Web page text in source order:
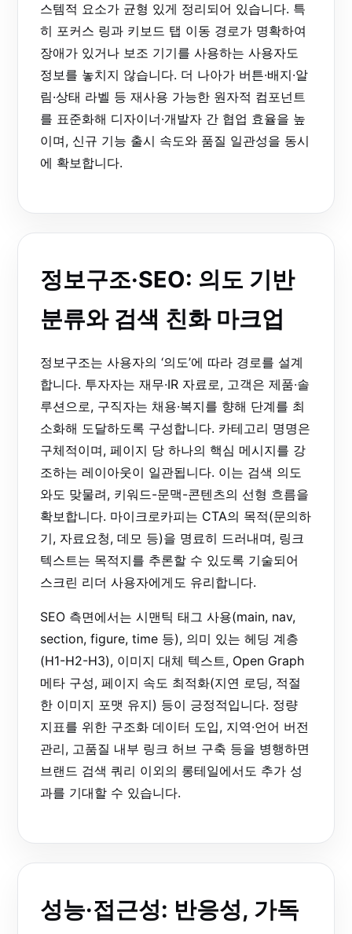
스템적 요소가 균형 있게 정리되어 있습니다. 특
히 포커스 링과 키보드 탭 이동 경로가 명확하여
장애가 있거나 보조 기기를 사용하는 사용자도
정보를 놓치지 않습니다. 더 나아가 버튼·배지·알
림·상태 라벨 등 재사용 가능한 원자적 컴포넌트
를 표준화해 디자이너·개발자 간 협업 효율을 높
이며, 신규 기능 출시 속도와 품질 일관성을 동시
에 확보합니다.
정보구조·SEO: 의도 기반
분류와 검색 친화 마크업
정보구조는 사용자의 ‘의도’에 따라 경로를 설계
합니다. 투자자는 재무·IR 자료로, 고객은 제품·솔
루션으로, 구직자는 채용·복지를 향해 단계를 최
소화해 도달하도록 구성합니다. 카테고리 명명은
구체적이며, 페이지 당 하나의 핵심 메시지를 강
조하는 레이아웃이 일관됩니다. 이는 검색 의도
와도 맞물려, 키워드-문맥-콘텐츠의 선형 흐름을
확보합니다. 마이크로카피는 CTA의 목적(문의하
기, 자료요청, 데모 등)을 명료히 드러내며, 링크
텍스트는 목적지를 추론할 수 있도록 기술되어
스크린 리더 사용자에게도 유리합니다.
SEO 측면에서는 시맨틱 태그 사용(main, nav,
section, figure, time 등), 의미 있는 헤딩 계층
(H1-H2-H3), 이미지 대체 텍스트, Open Graph
메타 구성, 페이지 속도 최적화(지연 로딩, 적절
한 이미지 포맷 유지) 등이 긍정적입니다. 정량
지표를 위한 구조화 데이터 도입, 지역·언어 버전
관리, 고품질 내부 링크 허브 구축 등을 병행하면
브랜드 검색 쿼리 이외의 롱테일에서도 추가 성
과를 기대할 수 있습니다.
성능·접근성: 반응성, 가독